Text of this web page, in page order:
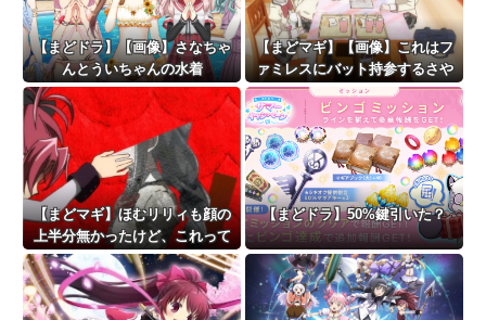
【まどドラ】【画像】さなちゃ
んとういちゃんの水着
は……？？？？
【まどマギ】【画像】これはフ
ァミレスにバット持参するさや
かちゃん
【まどマギ】ほむリリィも顔の
上半分無かったけど、これって
何かの伏線だったりするのか
な…
【まどドラ】50%鍵引いた？